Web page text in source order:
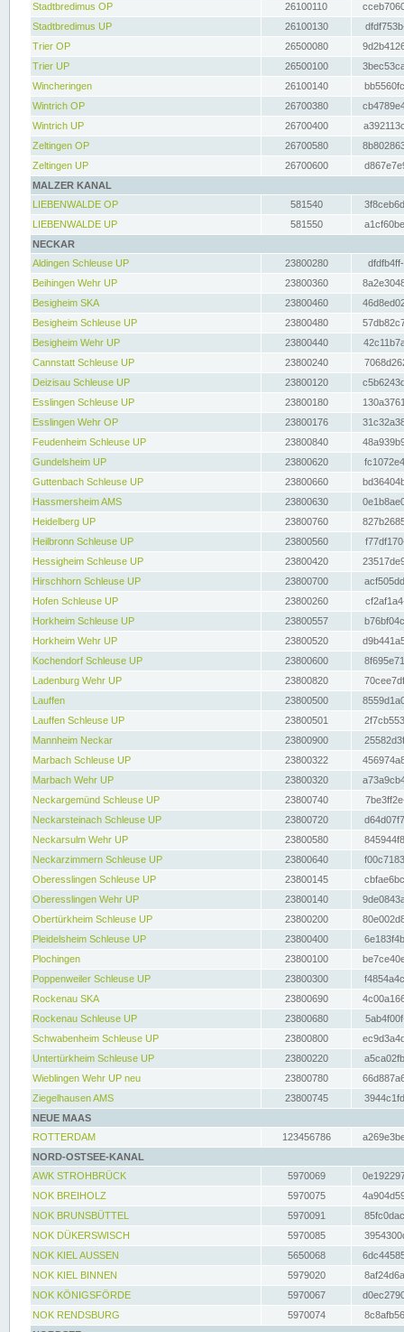
Stadtbredimus OP
26100110
Stadtbredimus UP
26100130
Trier OP
26500080
Trier UP
26500100
Wincheringen
26100140
Wintrich OP
26700380
Wintrich UP
26700400
Zeltingen OP
26700580
Zeltingen UP
26700600
MALZER KANAL
LIEBENWALDE OP
581540
LIEBENWALDE UP
581550
NECKAR
Aldingen Schleuse UP
23800280
Beihingen Wehr UP
23800360
Besigheim SKA
23800460
Besigheim Schleuse UP
23800480
Besigheim Wehr UP
23800440
Cannstatt Schleuse UP
23800240
Deizisau Schleuse UP
23800120
Esslingen Schleuse UP
23800180
Esslingen Wehr OP
23800176
Feudenheim Schleuse UP
23800840
Gundelsheim UP
23800620
Guttenbach Schleuse UP
23800660
Hassmersheim AMS
23800630
Heidelberg UP
23800760
Heilbronn Schleuse UP
23800560
Hessigheim Schleuse UP
23800420
Hirschhorn Schleuse UP
23800700
Hofen Schleuse UP
23800260
Horkheim Schleuse UP
23800557
Horkheim Wehr UP
23800520
Kochendorf Schleuse UP
23800600
Ladenburg Wehr UP
23800820
Lauffen
23800500
Lauffen Schleuse UP
23800501
Mannheim Neckar
23800900
Marbach Schleuse UP
23800322
Marbach Wehr UP
23800320
Neckargemünd Schleuse UP
23800740
Neckarsteinach Schleuse UP
23800720
Neckarsulm Wehr UP
23800580
Neckarzimmern Schleuse UP
23800640
Oberesslingen Schleuse UP
23800145
Oberesslingen Wehr UP
23800140
Obertürkheim Schleuse UP
23800200
Pleidelsheim Schleuse UP
23800400
Plochingen
23800100
Poppenweiler Schleuse UP
23800300
Rockenau SKA
23800690
Rockenau Schleuse UP
23800680
Schwabenheim Schleuse UP
23800800
Untertürkheim Schleuse UP
23800220
Wieblingen Wehr UP neu
23800780
Ziegelhausen AMS
23800745
NEUE MAAS
ROTTERDAM
123456786
NORD-OSTSEE-KANAL
AWK STROHBRÜCK
5970069
NOK BREIHOLZ
5970075
NOK BRUNSBÜTTEL
5970091
NOK DÜKERSWISCH
5970085
NOK KIEL AUSSEN
5650068
NOK KIEL BINNEN
5979020
NOK KÖNIGSFÖRDE
5970067
NOK RENDSBURG
5970074